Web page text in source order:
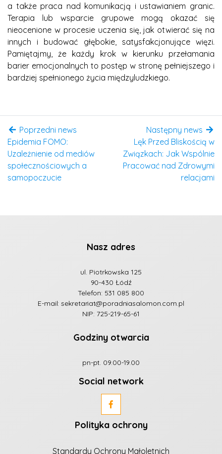
a także praca nad komunikacją i ustawianiem granic.
Terapia lub wsparcie grupowe mogą okazać się
nieocenione w procesie uczenia się, jak otwierać się na
innych i budować głębokie, satysfakcjonujące więzi.
Pamiętajmy, że każdy krok w kierunku przełamania
barier emocjonalnych to postęp w stronę pełniejszego i
bardziej spełnionego życia międzyludzkiego.
Poprzedni news
Epidemia FOMO:
Uzależnienie od mediów
społecznościowych a
samopoczucie
Następny news
Lęk Przed Bliskością w
Związkach: Jak Wspólnie
Pracować nad Zdrowymi
relacjami
Nasz adres
ul. Piotrkowska 125
90-430 Łódź
Telefon: 531 085 800
E-mail:sekretariat@poradniasalomon.com.pl
NIP: 725-219-65-61
Godziny otwarcia
pn-pt. 09.00-19.00
Social network
Polityka ochrony
Standardy Ochrony Małoletnich